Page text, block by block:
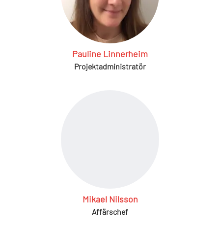
Pauline Linnerheim
Projektadministratör
Mikael Nilsson
Affärschef